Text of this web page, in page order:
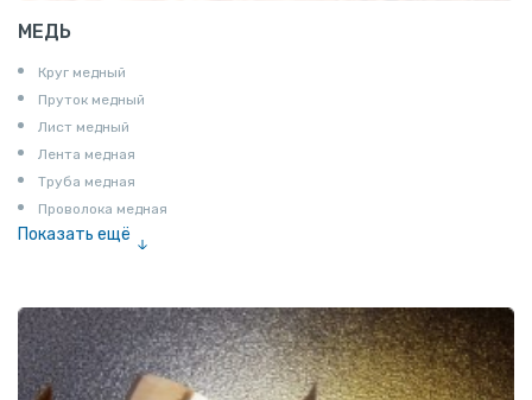
МЕДЬ
Круг медный
Пруток медный
Лист медный
Лента медная
Труба медная
Проволока медная
Показать ещё